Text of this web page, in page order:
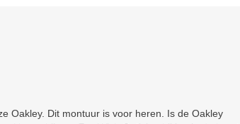
Oakley. Dit montuur is voor heren. Is de Oakley